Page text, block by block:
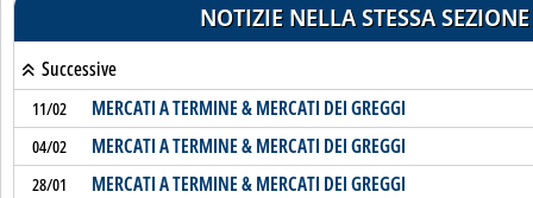
NOTIZIE NELLA STESSA SEZIONE
Successive
11/02 MERCATI A TERMINE & MERCATI DEI GREGGI
04/02 MERCATI A TERMINE & MERCATI DEI GREGGI
28/01 MERCATI A TERMINE & MERCATI DEI GREGGI